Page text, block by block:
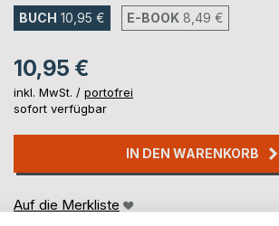
BUCH 10,95 € E-BOOK 8,49 €
10,95 €
inkl. MwSt. / portofrei
sofort verfügbar
IN DEN WARENKORB
Auf die Merkliste